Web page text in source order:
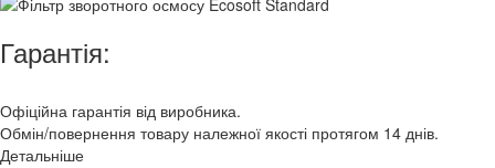
Гарантія:
Офіційна гарантія від виробника.
Обмін/повернення товару належної якості протягом 14 днів.
Детальніше